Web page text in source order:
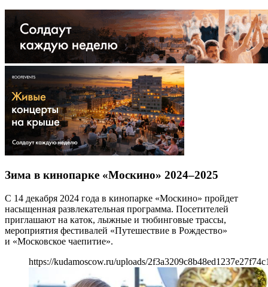
Зима в кинопарке «Москино» 2024–2025
С 14 декабря 2024 года в кинопарке «Москино» пройдет
насыщенная развлекательная программа. Посетителей
приглашают на каток, лыжные и тюбинговые трассы,
мероприятия фестивалей «Путешествие в Рождество»
и «Московское чаепитие».
https://kudamoscow.ru/uploads/